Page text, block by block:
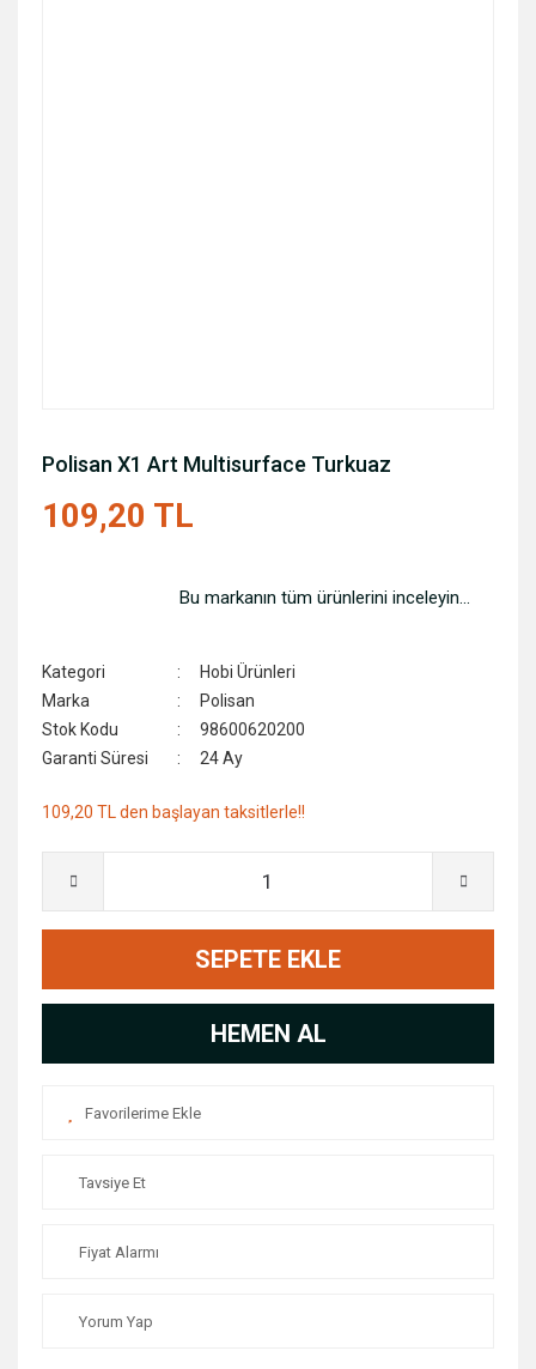
Polisan X1 Art Multisurface Turkuaz
109,20 TL
Bu markanın tüm ürünlerini inceleyin...
Kategori
Hobi Ürünleri
Marka
Polisan
Stok Kodu
98600620200
Garanti Süresi
24 Ay
109,20 TL den başlayan taksitlerle!!
SEPETE EKLE
HEMEN AL
Tavsiye Et
Fiyat Alarmı
Yorum Yap